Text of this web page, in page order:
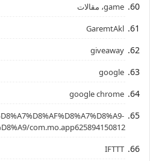
game، مقالات
GaremtAkl
giveaway
google
google chrome
com.mo.app625894150812
IFTTT